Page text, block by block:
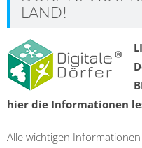
LAND!
hier die Informationen
Alle wichtigen